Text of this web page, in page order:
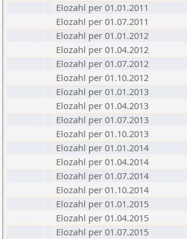
Elozahl per 01.01.2011
Elozahl per 01.07.2011
Elozahl per 01.01.2012
Elozahl per 01.04.2012
Elozahl per 01.07.2012
Elozahl per 01.10.2012
Elozahl per 01.01.2013
Elozahl per 01.04.2013
Elozahl per 01.07.2013
Elozahl per 01.10.2013
Elozahl per 01.01.2014
Elozahl per 01.04.2014
Elozahl per 01.07.2014
Elozahl per 01.10.2014
Elozahl per 01.01.2015
Elozahl per 01.04.2015
Elozahl per 01.07.2015